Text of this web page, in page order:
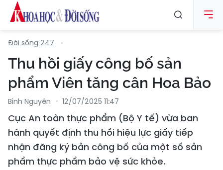
Đời sống 247
Thu hồi giấy công bố sản
phẩm Viên tăng cân Hoa Bảo
Bình Nguyên 12/07/2025 11:47
Cục An toàn thực phẩm (Bộ Y tế) vừa ban
hành quyết định thu hồi hiệu lực giấy tiếp
nhận đăng ký bản công bố của một số sản
phẩm thực phẩm bảo vệ sức khỏe.